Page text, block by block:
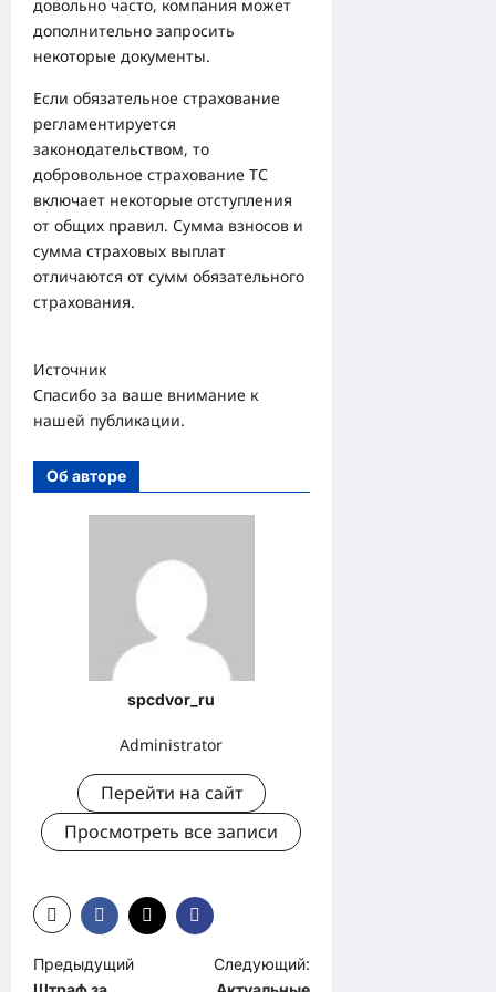
довольно часто, компания может
дополнительно запросить
некоторые документы.
Если обязательное страхование
регламентируется
законодательством, то
добровольное страхование ТС
включает некоторые отступления
от общих правил. Сумма взносов и
сумма страховых выплат
отличаются от сумм обязательного
страхования.
Источник
Спасибо за ваше внимание к
нашей публикации.
Об авторе
spcdvor_ru
Administrator
Перейти на сайт
Просмотреть все записи
Н
Предыдущий
Следующий: